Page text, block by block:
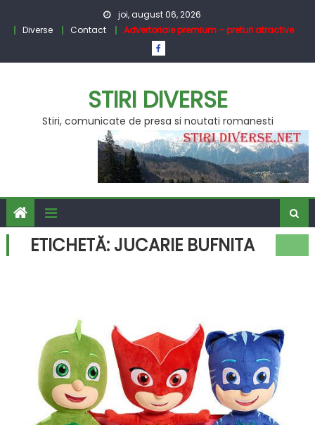
joi, august 06, 2026
Diverse
Contact Advertoriale premium – preturi atractive
STIRI DIVERSE
Stiri, comunicate de presa si noutati romanesti
ETICHETĂ: JUCARIE BUFNITA